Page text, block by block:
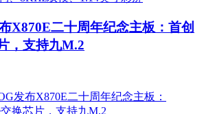
X870E二十周年纪念主板：首创
，支持九M.2